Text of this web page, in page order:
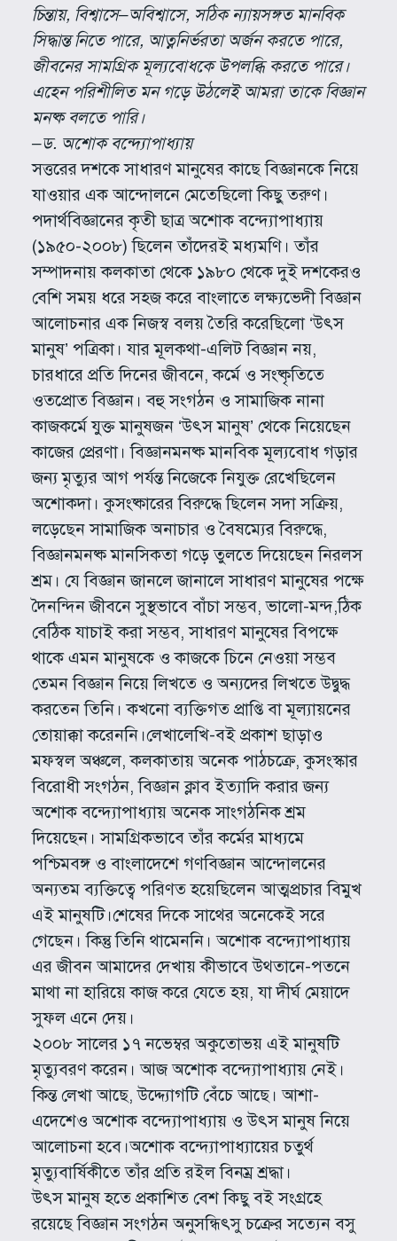
চিন্তায়, বিশ্বাসে–অবিশ্বাসে, সঠিক ন্যায়সঙ্গত মানবিক
সিদ্ধান্ত নিতে পারে, আত্ননির্ভরতা অর্জন করতে পারে,
জীবনের সামগ্রিক মূল্যবোধকে উপলব্ধি করতে পারে।
এহেন পরিশীলিত মন গড়ে উঠলেই আমরা তাকে বিজ্ঞান
মনষ্ক বলতে পারি।
–ড. অশোক বন্দ্যোপাধ্যায়
সত্তরের দশকে সাধারণ মানুষের কাছে বিজ্ঞানকে নিয়ে
যাওয়ার এক আন্দোলনে মেতেছিলো কিছু তরুণ।
পদার্থবিজ্ঞানের কৃতী ছাত্র অশোক বন্দ্যোপাধ্যায়
(১৯৫০-২০০৮) ছিলেন তাঁদেরই মধ্যমণি। তাঁর
সম্পাদনায় কলকাতা থেকে ১৯৮০ থেকে দুই দশকেরও
বেশি সময় ধরে সহজ করে বাংলাতে লক্ষ্যভেদী বিজ্ঞান
আলোচনার এক নিজস্ব বলয় তৈরি করেছিলো ‘উৎস
মানুষ’ পত্রিকা। যার মূলকথা-এলিট বিজ্ঞান নয়,
চারধারে প্রতি দিনের জীবনে, কর্মে ও সংষ্কৃতিতে
ওতপ্রোত বিজ্ঞান। বহু সংগঠন ও সামাজিক নানা
কাজকর্মে যুক্ত মানুষজন ‘উৎস মানুষ’ থেকে নিয়েছেন
কাজের প্রেরণা। বিজ্ঞানমনষ্ক মানবিক মূল্যবোধ গড়ার
জন্য মৃত্যুর আগ পর্যন্ত নিজেকে নিযুক্ত রেখেছিলেন
অশোকদা। কুসংষ্কারের বিরুদ্ধে ছিলেন সদা সক্রিয়,
লড়েছেন সামাজিক অনাচার ও বৈষম্যের বিরুদ্ধে,
বিজ্ঞানমনষ্ক মানসিকতা গড়ে তুলতে দিয়েছেন নিরলস
শ্রম। যে বিজ্ঞান জানলে জানালে সাধারণ মানুষের পক্ষে
দৈনন্দিন জীবনে সুস্থভাবে বাঁচা সম্ভব, ভালো-মন্দ,ঠিক
বেঠিক যাচাই করা সম্ভব, সাধারণ মানুষের বিপক্ষে
থাকে এমন মানুষকে ও কাজকে চিনে নেওয়া সম্ভব
তেমন বিজ্ঞান নিয়ে লিখতে ও অন্যদের লিখতে উদ্বুদ্ধ
করতেন তিনি। কখনো ব্যক্তিগত প্রাপ্তি বা মূল্যায়নের
তোয়াক্কা করেননি।লেখালেখি-বই প্রকাশ ছাড়াও
মফস্বল অঞ্চলে, কলকাতায় অনেক পাঠচক্রে, কুসংস্কার
বিরোধী সংগঠন, বিজ্ঞান ক্লাব ইত্যাদি করার জন্য
অশোক বন্দ্যোপাধ্যায় অনেক সাংগঠনিক শ্রম
দিয়েছেন। সামগ্রিকভাবে তাঁর কর্মের মাধ্যমে
পশ্চিমবঙ্গ ও বাংলাদেশে গণবিজ্ঞান আন্দোলনের
অন্যতম ব্যক্তিত্বে পরিণত হয়েছিলেন আত্মপ্রচার বিমুখ
এই মানুষটি।শেষের দিকে সাথের অনেকেই সরে
গেছেন। কিন্তু তিনি থামেননি। অশোক বন্দ্যোপাধ্যায়
এর জীবন আমাদের দেখায় কীভাবে উথ্তানে-পতনে
মাথা না হারিয়ে কাজ করে যেতে হয়, যা দীর্ঘ মেয়াদে
সুফল এনে দেয়।
২০০৮ সালের ১৭ নভেম্বর অকুতোভয় এই মানুষটি
মৃত্যুবরণ করেন। আজ অশোক বন্দ্যোপাধ্যায় নেই।
কিন্ত লেখা আছে, উদ্দ্যোগটি বেঁচে আছে। আশা-
এদেশেও অশোক বন্দ্যোপাধ্যায় ও উৎস মানুষ নিয়ে
আলোচনা হবে।অশোক বন্দ্যোপাধ্যায়ের চতুর্থ
মৃত্যুবার্ষিকীতে তাঁর প্রতি রইল বিনম্র শ্রদ্ধা।
উৎস মানুষ হতে প্রকাশিত বেশ কিছু বই সংগ্রহে
রয়েছে বিজ্ঞান সংগঠন অনুসন্ধিৎসু চক্রের সত্যেন বসু